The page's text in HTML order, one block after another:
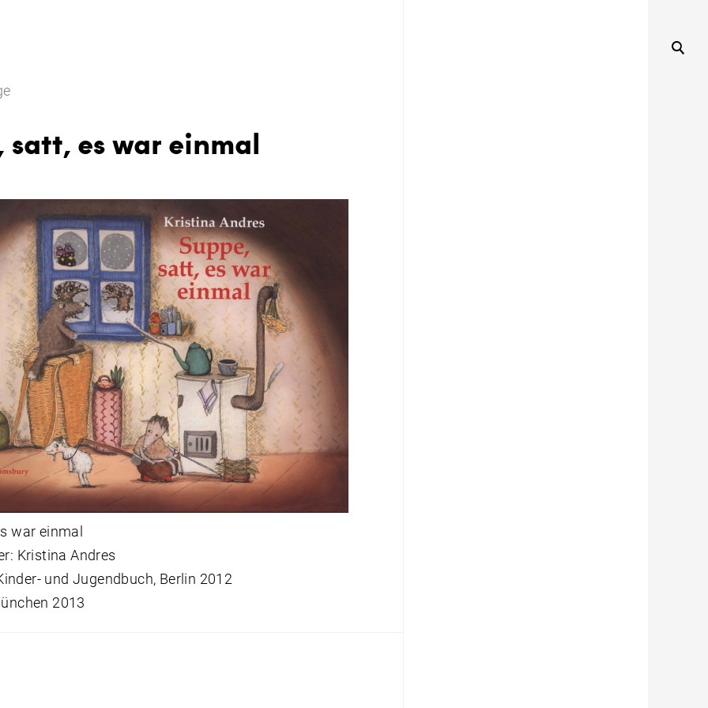
satt, es war einmal
war einmal
Kristina Andres
und Jugendbuch, Berlin 2012
2013